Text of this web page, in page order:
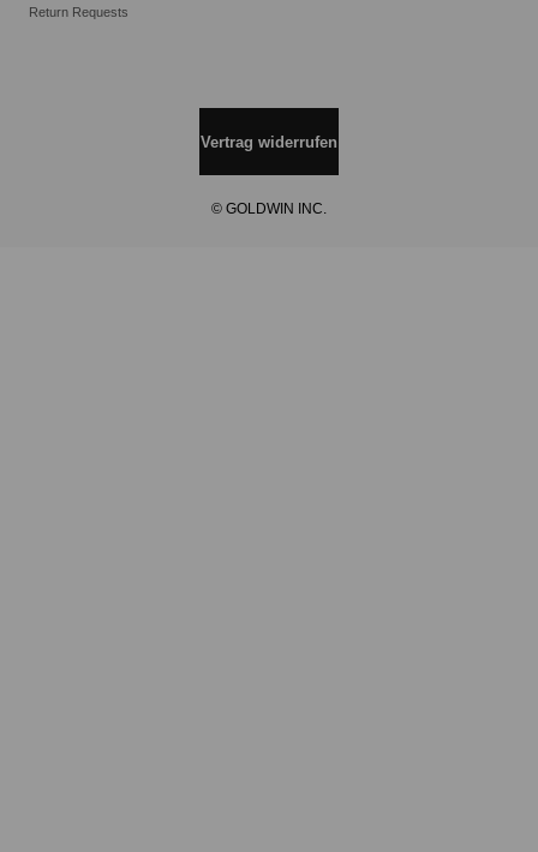
Return Requests
Vertrag widerrufen
© GOLDWIN INC.